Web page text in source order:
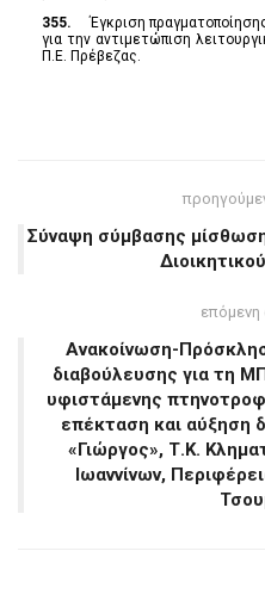
355.Έγκριση
για την αντιμετώπιση
Π.Ε. Πρέβεζας.
Σύναψη σύμβασης
επόμενη
Ανακοίνωση-
διαβούλευσης για τη
υφιστάμενης
επέκταση και αύξηση
«Γιώργος», Τ.Κ.
Ιωαννίνων,